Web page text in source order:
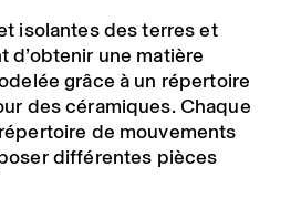
isolantes des terres et
une matière
grâce à un répertoire
des céramiques. Chaque
de mouvements
différentes pièces